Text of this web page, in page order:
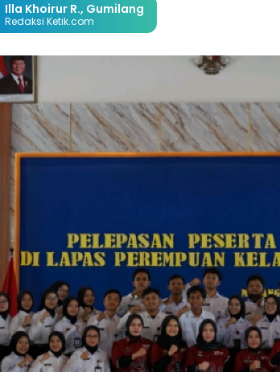
Illa Khoirur R., Gumilang
Redaksi Ketik.com